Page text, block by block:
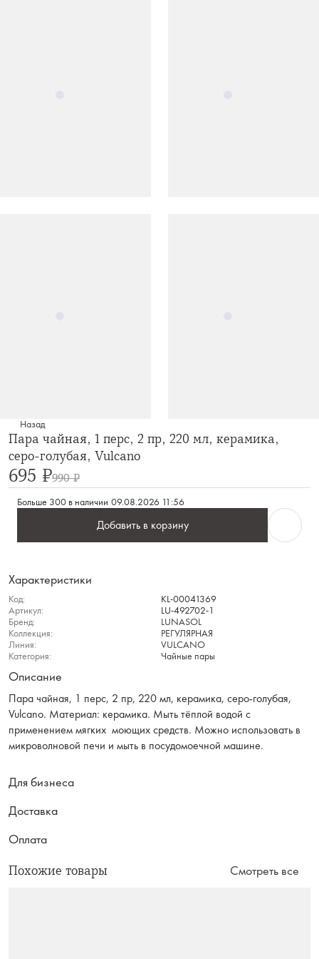
Назад
Пара чайная, 1 перс, 2 пр, 220 мл, керамика,
серо-голубая, Vulcano
695 ₽990 ₽
Больше 300 в наличии 09.08.2026 11:56
Добавить в корзину
Характеристики
Код:
KL-00041369
Артикул:
LU-492702-1
Бренд:
LUNASOL
Коллекция:
РЕГУЛЯРНАЯ
Линия:
VULCANO
Категория:
Чайные пары
Описание
Пара чайная, 1 перс, 2 пр, 220 мл, керамика, серо-голубая,
Vulcano. Материал: керамика. Мыть тёплой водой с
применением мягких моющих средств. Можно использовать в
микроволновой печи и мыть в посудомоечной машине.
Для бизнеса
Доставка
Оплата
Похожие товары Смотреть все